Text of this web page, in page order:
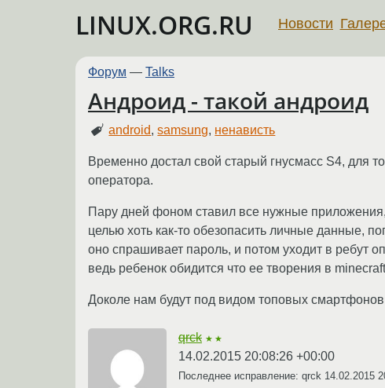
LINUX.ORG.RU Новости
Форум — Talks
Андроид - такой андроид
android,samsung, ненависть
Временно достал свой старый гнусмасс S4, для
оператора.
Пару дней фоном ставил все нужные
целью хоть как-то обезопасить личные данные,
оно спрашивает пароль, и потом уходит в ребут
ведь ребенок обидится что ее творения в
Доколе нам будут под видом топовых
qrck ★★
14.02.2015 20:08:26 +00:00
Последнее исправление: qrck 14.02.2015